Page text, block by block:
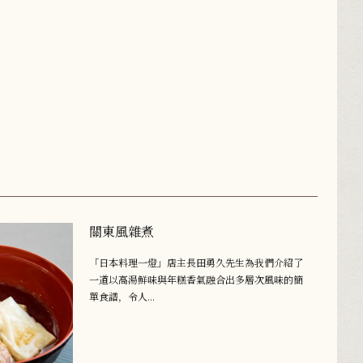
關東風雜煮
「日本料理一燈」店主長田勇久先生為我們介紹了
一道以高湯鮮味與年糕香氣融合出多層次風味的簡
單食譜，令人...